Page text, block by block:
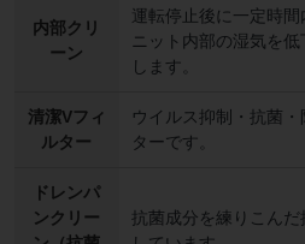
内部クリ
ーン
運転停止後に一定時
ニット内部の湿気を
します。
清潔Vフィ
ルター
ウイルス抑制・抗菌
ターです。
ドレンパ
ンクリー
抗菌成分を練りこん